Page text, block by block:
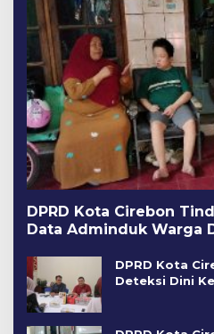
DPRD Kota Cirebon
Data Adminduk Warga
DPRD Kota
Deteksi Dini